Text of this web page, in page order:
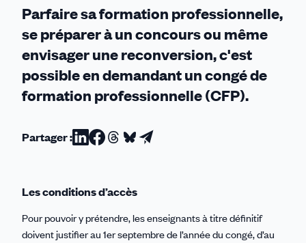
enseignants
Parfaire sa formation professionnelle,
se préparer à un concours ou même
envisager une reconversion, c'est
possible en demandant un congé de
formation professionnelle (CFP).
Partager :Partager
Linkedin
Partager
Facebook
Partager
Threads
Partager
Bluesky
Partager
Les conditions d’accès
Pour pouvoir y prétendre, les enseignants à titre définitif
doivent justifier au 1er septembre de l’année du congé, d’au